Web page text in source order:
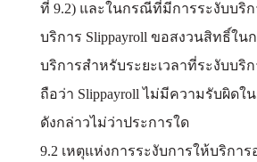
ที่ 9.2) และในกรณีที่มีการระงับบริ
บริการ Slippayroll ขอสงวนสิทธิ์ใน
บริการสำหรับระยะเวลาที่ระงับบริ
ถือว่า Slippayroll ไม่มีความรับผิดใ
ดังกล่าวไม่ว่าประการใด
9.2 เหตุแห่งการระงับการให้บริกา